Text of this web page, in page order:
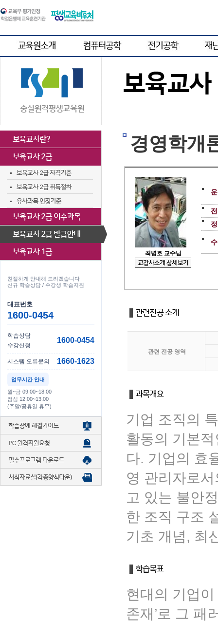
친절하게 안내해 드리겠습니다
신규 학습상담 / 수강생 학습지원
대표번호
1600-0454
학습상담
수강신청
1600-0454
시스템 오류문의 1660-1623
업무시간 안내
월~금 09:00~18:00
점심 12:00~13:00
(주말/공휴일 휴무)
경영학개
최병호 교수님
관련 전공 영역
기업 조직의
활동의 기본
다. 기업의 효
영 관리자로
고 있는 불안
한 조직 구조
기초 개념, 최
현대의 기업이
존재’로 그 패